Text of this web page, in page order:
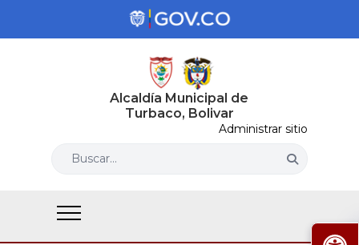
Alcaldía Municipal de
Turbaco, Bolivar
Administrar sitio
Buscar...